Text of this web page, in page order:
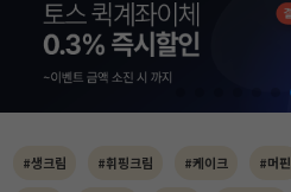
#생크림 #휘핑크림 #케이크 #머핀